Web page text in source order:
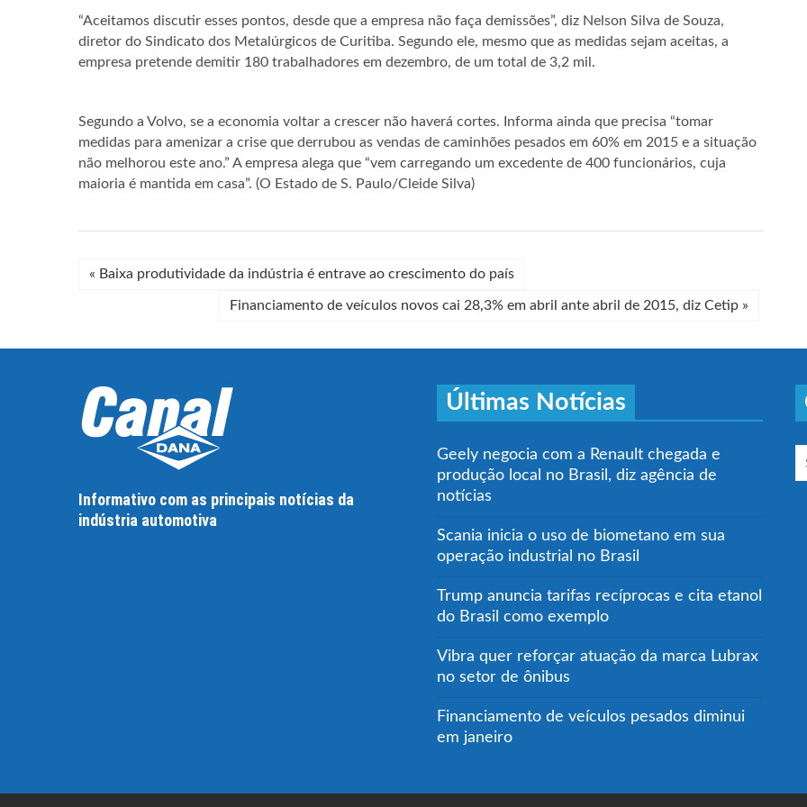
“Aceitamos discutir esses pontos, desde que a empresa não faça demissões”, diz Nelson Silva de Souza,
diretor do Sindicato dos Metalúrgicos de Curitiba. Segundo ele, mesmo que as medidas sejam aceitas, a
empresa pretende demitir 180 trabalhadores em dezembro, de um total de 3,2 mil.
Segundo a Volvo, se a economia voltar a crescer não haverá cortes. Informa ainda que precisa “tomar
medidas para amenizar a crise que derrubou as vendas de caminhões pesados em 60% em 2015 e a situação
não melhorou este ano.” A empresa alega que “vem carregando um excedente de 400 funcionários, cuja
maioria é mantida em casa”. (O Estado de S. Paulo/Cleide Silva)
« Baixa produtividade da indústria é entrave ao crescimento do país
Financiamento de veículos novos cai 28,3% em abril ante abril de 2015, diz Cetip »
Informativo com as principais notícias da
indústria automotiva
Últimas Notícias
Geely negocia com a Renault chegada e
produção local no Brasil, diz agência de
notícias
Scania inicia o uso de biometano em sua
operação industrial no Brasil
Trump anuncia tarifas recíprocas e cita etanol
do Brasil como exemplo
Vibra quer reforçar atuação da marca Lubrax
no setor de ônibus
Financiamento de veículos pesados diminui
em janeiro